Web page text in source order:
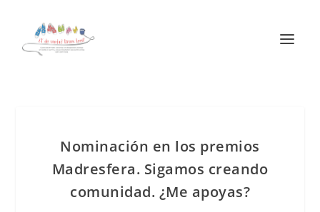
Nominación en los premios
Madresfera. Sigamos creando
comunidad. ¿Me apoyas?